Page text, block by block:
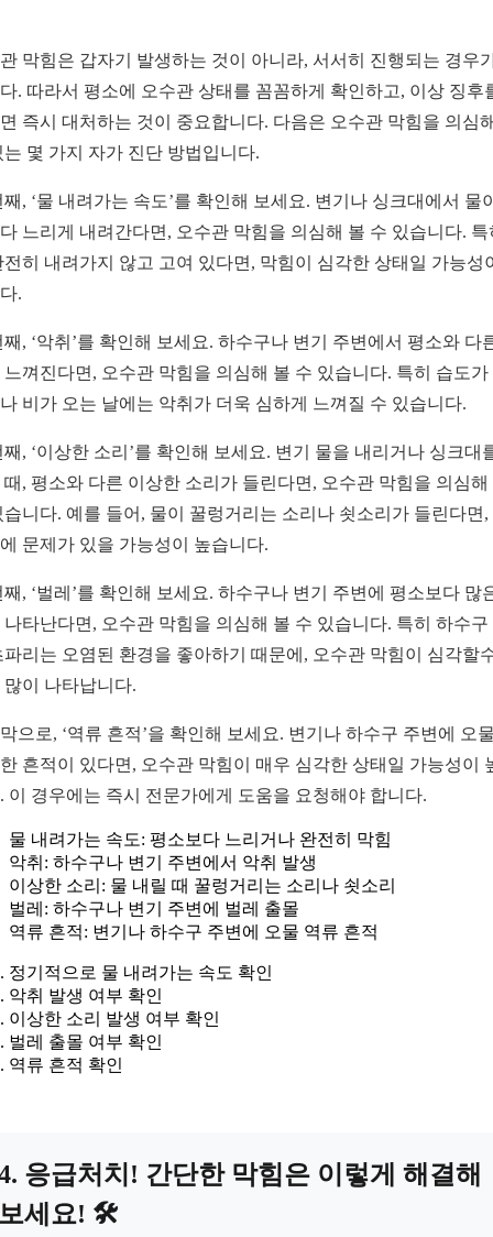
막힘은 갑자기 발생하는 것이 아니라, 서서히 진행되는 경우
. 따라서 평소에 오수관 상태를 꼼꼼하게 확인하고, 이상 징후
즉시 대처하는 것이 중요합니다. 다음은 오수관 막힘을 의심
는 몇 가지 자가 진단 방법입니다.
째, ‘물 내려가는 속도’를 확인해 보세요. 변기나 싱크대에서 물
느리게 내려간다면, 오수관 막힘을 의심해 볼 수 있습니다. 특
전히 내려가지 않고 고여 있다면, 막힘이 심각한 상태일 가능성
.
째, ‘악취’를 확인해 보세요. 하수구나 변기 주변에서 평소와 다
느껴진다면, 오수관 막힘을 의심해 볼 수 있습니다. 특히 습도가
비가 오는 날에는 악취가 더욱 심하게 느껴질 수 있습니다.
째, ‘이상한 소리’를 확인해 보세요. 변기 물을 내리거나 싱크대
때, 평소와 다른 이상한 소리가 들린다면, 오수관 막힘을 의심해
습니다. 예를 들어, 물이 꿀렁거리는 소리나 쇳소리가 들린다면,
문제가 있을 가능성이 높습니다.
째, ‘벌레’를 확인해 보세요. 하수구나 변기 주변에 평소보다 많
나타난다면, 오수관 막힘을 의심해 볼 수 있습니다. 특히 하수구
파리는 오염된 환경을 좋아하기 때문에, 오수관 막힘이 심각할
많이 나타납니다.
으로, ‘역류 흔적’을 확인해 보세요. 변기나 하수구 주변에 오
흔적이 있다면, 오수관 막힘이 매우 심각한 상태일 가능성이
이 경우에는 즉시 전문가에게 도움을 요청해야 합니다.
물 내려가는 속도: 평소보다 느리거나 완전히 막힘
악취: 하수구나 변기 주변에서 악취 발생
이상한 소리: 물 내릴 때 꿀렁거리는 소리나 쇳소리
벌레: 하수구나 변기 주변에 벌레 출몰
역류 흔적: 변기나 하수구 주변에 오물 역류 흔적
정기적으로 물 내려가는 속도 확인
악취 발생 여부 확인
이상한 소리 발생 여부 확인
벌레 출몰 여부 확인
역류 흔적 확인
응급처치! 간단한 막힘은 이렇게 해결해
세요! 🛠️